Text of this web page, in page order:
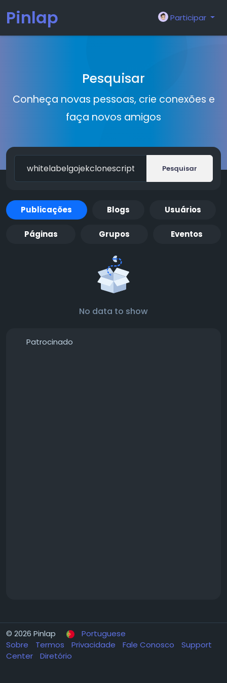
Pinlap Participar
Pesquisar
Conheça novas pessoas, crie conexões e
faça novos amigos
Pesquisar
Publicações Blogs Usuários
Páginas Grupos Eventos
No data to show
Patrocinado
© 2026 Pinlap
Portuguese
Sobre
Termos Privacidade Fale Conosco
Support
Center
Diretório